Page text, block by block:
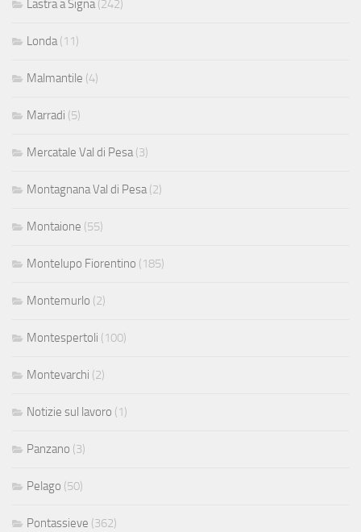
Lastra a Signa(242)
Londa(11)
Malmantile (4)
Marradi (5)
Mercatale Val di Pesa(3)
Montagnana Val di Pesa(2)
Montaione (55)
Montelupo Fiorentino (185)
Montemurlo (2)
Montespertoli (100)
Montevarchi (2)
Notizie sul lavoro (1)
Panzano (3)
Pelago (50)
Pontassieve (362)